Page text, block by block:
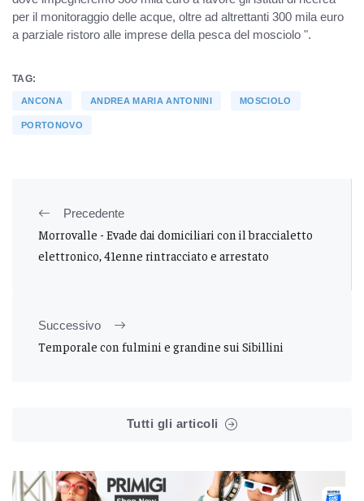
per il monitoraggio delle acque, oltre ad altrettanti 300 mila euro
a parziale ristoro alle imprese della pesca del mosciolo ".
TAG:
ANCONA ANDREA MARIA ANTONINI MOSCIOLO
PORTONOVO
Precedente
Morrovalle - Evade dai domiciliari con il braccialetto
elettronico, 41enne rintracciato e arrestato
Successivo
Temporale con fulmini e grandine sui Sibillini
Tutti gli articoli